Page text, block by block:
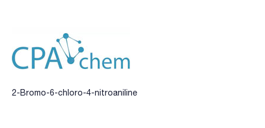
2-Bromo-6-chloro-4-nitroaniline